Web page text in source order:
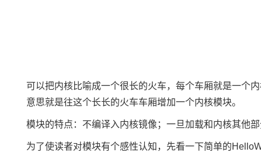
可以把内核比喻成一个很长的火车，每个车厢就是一个
意思就是往这个长长的火车车厢增加一个内核模块。
模块的特点：不编译入内核镜像；一旦加载和内核其他部
为了使读者对模块有个感性认知，先看一下简单的